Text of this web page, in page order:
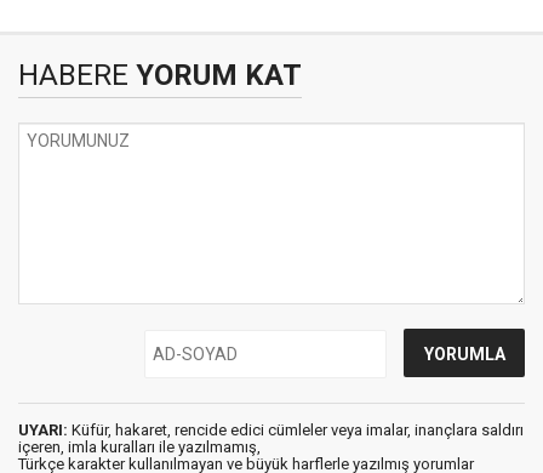
HABERE YORUM KAT
UYARI: Küfür, hakaret, rencide edici cümleler veya imalar, inançlara saldırı
içeren, imla kuralları ile yazılmamış,
Türkçe karakter kullanılmayan ve büyük harflerle yazılmış yorumlar